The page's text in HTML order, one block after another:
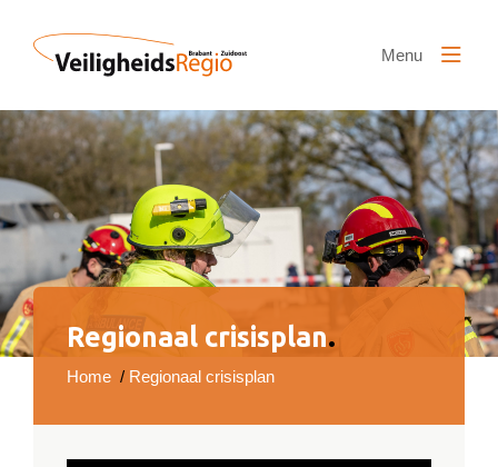
Menu
Regionaal crisisplan.
Home / Regionaal crisisplan